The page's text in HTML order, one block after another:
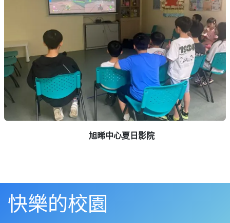
旭晞中心夏日影院
快樂的校園